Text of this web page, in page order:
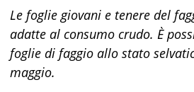
Le foglie giovani e tenere del
adatte al consumo crudo. È
foglie di faggio allo stato
maggio.